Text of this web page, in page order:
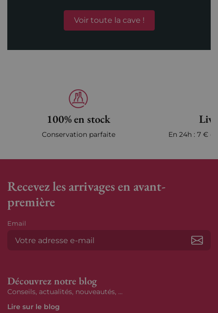
Voir toute la cave !
100% en stock
Conservation parfaite En 24h : 7 €
Recevez les arrivages en avant-
première
Email
Découvrez notre blog
Conseils, actualités, nouveautés, ...
Lire sur le blog